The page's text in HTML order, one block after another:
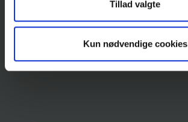
Tillad valgte
Kun nødvendige cookies
Ring til os